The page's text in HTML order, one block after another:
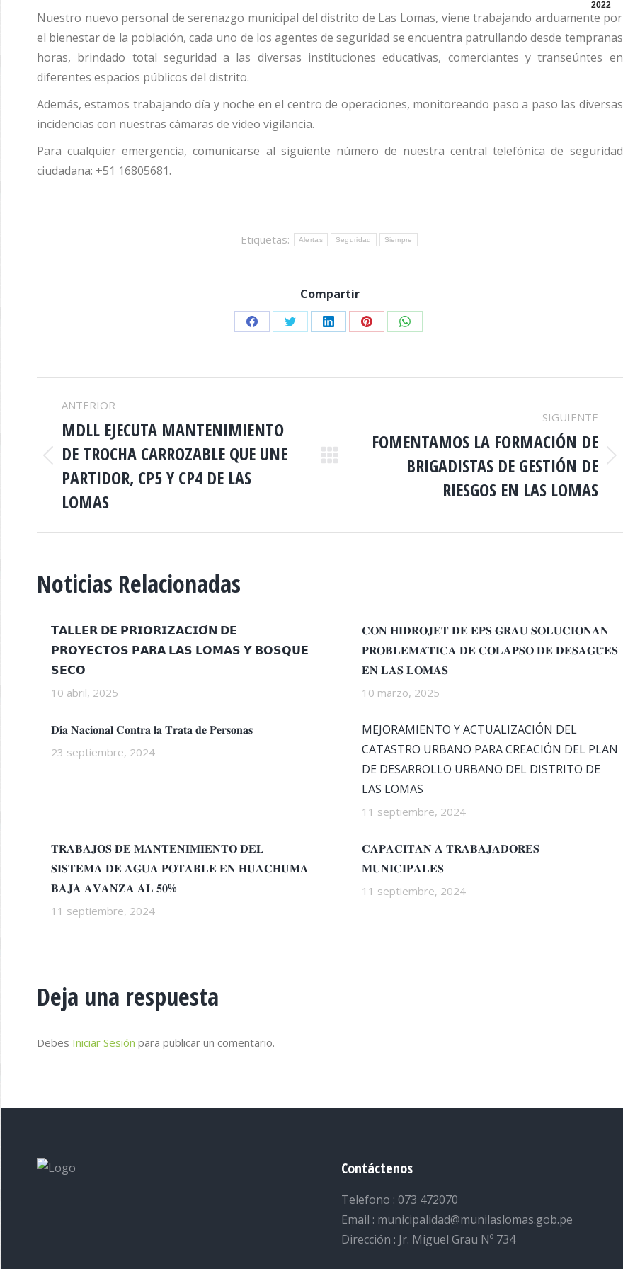
2022
Nuestro nuevo personal de serenazgo municipal del distrito de Las Lomas, viene trabajando arduamente por
el bienestar de la población, cada uno de los agentes de seguridad se encuentra patrullando desde tempranas
horas, brindado total seguridad a las diversas instituciones educativas, comerciantes y transeúntes en
diferentes espacios públicos del distrito.
Además, estamos trabajando día y noche en el centro de operaciones, monitoreando paso a paso las diversas
incidencias con nuestras cámaras de video vigilancia.
Para cualquier emergencia, comunicarse al siguiente número de nuestra central telefónica de seguridad
ciudadana: +51 16805681.
Etiquetas: Alertas Seguridad Siempre
Compartir
Share
Facebook
Share
Twitter
Share
LinkedIn
Share
Pinterest
Share
WhatsApp
NAVEGACIÓN
ENTRE
PUBLICACIONES
ANTERIOR
Publicación
anterior:
MDLL EJECUTA MANTENIMIENTO
DE TROCHA CARROZABLE QUE UNE
PARTIDOR, CP5 Y CP4 DE LAS
LOMAS
SIGUIENTE
Publicación
FOMENTAMOS LA FORMACIÓN DE
BRIGADISTAS DE GESTIÓN DE
RIESGOS EN LAS LOMAS
Noticias Relacionadas
𝗧𝗔𝗟𝗟𝗘𝗥 𝗗𝗘 𝗣𝗥𝗜𝗢𝗥𝗜𝗭𝗔𝗖𝗜𝗢́𝗡 𝗗𝗘
𝗣𝗥𝗢𝗬𝗘𝗖𝗧𝗢𝗦 𝗣𝗔𝗥𝗔 𝗟𝗔𝗦 𝗟𝗢𝗠𝗔𝗦 𝗬 𝗕𝗢𝗦𝗤𝗨𝗘
𝗦𝗘𝗖𝗢
10 abril, 2025
𝐂𝐎𝐍 𝐇𝐈𝐃𝐑𝐎𝐉𝐄𝐓 𝐃𝐄 𝐄𝐏𝐒 𝐆𝐑𝐀𝐔 𝐒𝐎𝐋𝐔𝐂𝐈𝐎𝐍𝐀𝐍
𝐏𝐑𝐎𝐁𝐋𝐄𝐌𝐀́𝐓𝐈𝐂𝐀 𝐃𝐄 𝐂𝐎𝐋𝐀𝐏𝐒𝐎 𝐃𝐄 𝐃𝐄𝐒𝐀𝐆𝐔̈𝐄𝐒
𝐄𝐍 𝐋𝐀𝐒 𝐋𝐎𝐌𝐀𝐒
10 marzo, 2025
𝐃𝐢́𝐚 𝐍𝐚𝐜𝐢𝐨𝐧𝐚𝐥 𝐂𝐨𝐧𝐭𝐫𝐚 𝐥𝐚 𝐓𝐫𝐚𝐭𝐚 𝐝𝐞 𝐏𝐞𝐫𝐬𝐨𝐧𝐚𝐬
23 septiembre, 2024
MEJORAMIENTO Y ACTUALIZACIÓN DEL
CATASTRO URBANO PARA CREACIÓN DEL PLAN
DE DESARROLLO URBANO DEL DISTRITO DE
LAS LOMAS
11 septiembre, 2024
𝐓𝐑𝐀𝐁𝐀𝐉𝐎𝐒 𝐃𝐄 𝐌𝐀𝐍𝐓𝐄𝐍𝐈𝐌𝐈𝐄𝐍𝐓𝐎 𝐃𝐄𝐋
𝐒𝐈𝐒𝐓𝐄𝐌𝐀 𝐃𝐄 𝐀𝐆𝐔𝐀 𝐏𝐎𝐓𝐀𝐁𝐋𝐄 𝐄𝐍 𝐇𝐔𝐀𝐂𝐇𝐔𝐌𝐀
𝐁𝐀𝐉𝐀 𝐀𝐕𝐀𝐍𝐙𝐀 𝐀𝐋 𝟓𝟎%
11 septiembre, 2024
𝐂𝐀𝐏𝐀𝐂𝐈𝐓𝐀𝐍 𝐀 𝐓𝐑𝐀𝐁𝐀𝐉𝐀𝐃𝐎𝐑𝐄𝐒
𝐌𝐔𝐍𝐈𝐂𝐈𝐏𝐀𝐋𝐄𝐒
11 septiembre, 2024
Deja una respuesta
Debes Iniciar Sesión para publicar un comentario.
Contáctenos
Telefono : 073 472070
Email : municipalidad@munilaslomas.gob.pe
Dirección : Jr. Miguel Grau Nº 734